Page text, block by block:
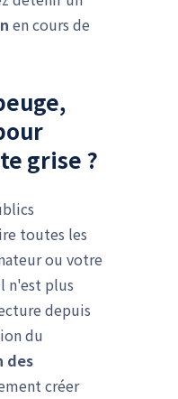
en cours de
grise ?
toutes les
ou votre
n'est plus
depuis
du
des
créer